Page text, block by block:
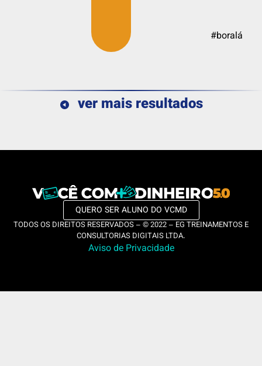
#boralá
ver mais resultados
QUERO SER ALUNO DO VCMD
TODOS OS DIREITOS RESERVADOS – © 2022 – EG TREINAMENTOS E
CONSULTORIAS DIGITAIS LTDA.
Aviso de Privacidade